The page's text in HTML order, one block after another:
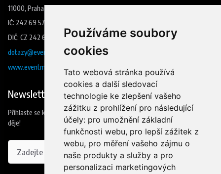
Používáme soubory
cookies
Tato webová stránka používá
cookies a další sledovací
technologie ke zlepšení vašeho
zážitku z prohlížení pro následující
účely: pro umožnění základní
funkčnosti webu, pro lepší zážitek z
webu, pro měření vašeho zájmu o
naše produkty a služby a pro
personalizaci marketingových
11000, Praha 1
IČ: 242 69 573
DIČ: CZ 242 69 573
dotazy@eventmedia.cz
www.eventmedia.cz
Newsletter
Přihlaste se k odběru našeho newsleteru a budete jako první vědět co se
děje!